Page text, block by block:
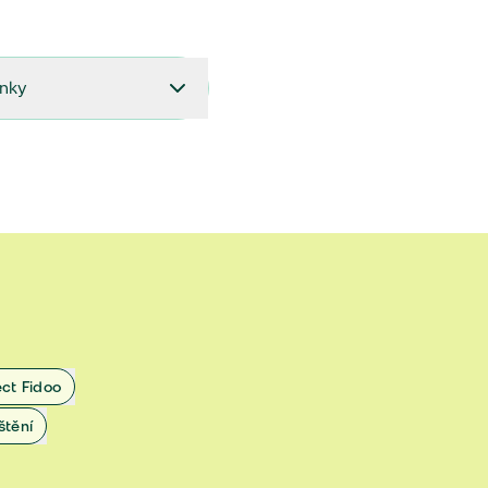
do 31.10.2022
do 8.7.2020
do 31.10.2019
Fidoo